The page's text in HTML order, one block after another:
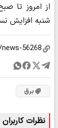
از امروز تا
شنبه افزایش
برق
نظرات کاربران